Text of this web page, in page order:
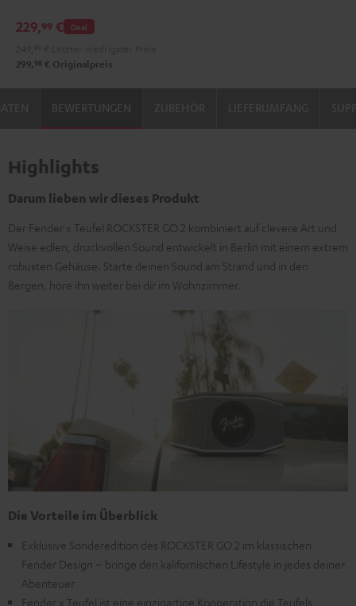
2
Set
Black
Steel
Deal
229,99 €
299, 98 € Originalpreis
BEWERTUNGEN
Highlights
Darum lieben wir dieses Produkt
Der Fender x Teufel ROCKSTER GO 2 kombiniert auf clevere Art und
Weise edlen, druckvollen Sound entwickelt in Berlin mit einem extrem
robusten Gehäuse. Starte deinen Sound am Strand und in den
Bergen, höre ihn weiter bei dir im Wohnzimmer.
Die Vorteile im Überblick
Exklusive Sonderedition des ROCKSTER GO 2 im klassischen
Fender Design – bringe den kalifornischen Lifestyle in jedes deiner
Abenteuer
Fender x Teufel ist eine einzigartige Kooperation die Teufels